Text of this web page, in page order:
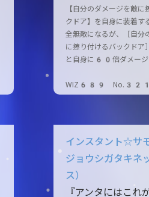
【自分のダメージを敵に
クドア】を自身に装着す
全無敵になるが、［自分
に擦り付けるバックドア
と自身に60倍ダメージ
WIZ689
インスタント☆サ
ジョウシガタキネ
ス）
『アンタにはこれ